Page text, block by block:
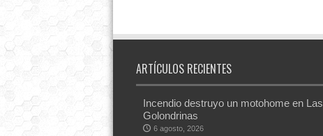
ARTÍCULOS RECIENTES
Incendio destruyo un motohome en Las
Golondrinas
6 agosto, 2026